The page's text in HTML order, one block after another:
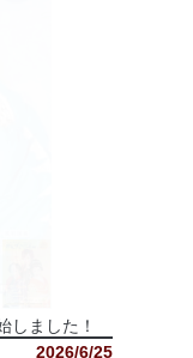
しました！
2026/6/25